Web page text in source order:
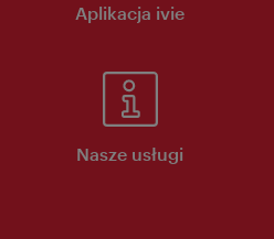
Aplikacja ivie
Nasze usługi